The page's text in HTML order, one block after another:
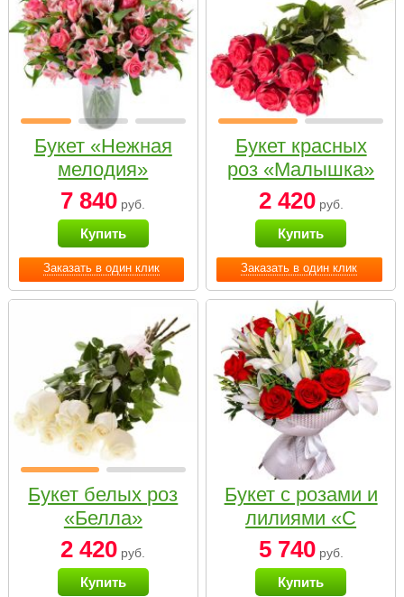
Заказать в один клик
Букет «Нежная
мелодия»
7 840 руб.
Купить
Заказать в один клик
Букет красных
роз «Малышка»
2 420руб.
Купить
Букет белых роз
«Белла»
2 420 руб.
Купить
Букет с розами и
лилиями «С
наилучшими
пожеланиями»
5 740руб.
Купить